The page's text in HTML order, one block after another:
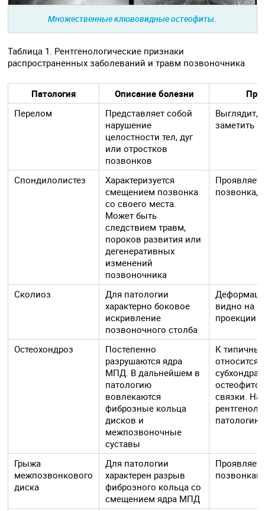
Множественные клювовидные остеофиты.
Таблица 1. Рентгенологические признаки
распространенных заболеваний и травм позвоночника
Патология Описание болезни
Перелом
Представляет собой
нарушение
целостности тел, дуг
или отростков
позвонков
Выглядит,
заметить
Спондилолистез
Характеризуется
смещением позвонка
со своего места.
Может быть
следствием травм,
пороков развития или
дегенеративных
изменений
позвоночника
позвонка,
Сколиоз
Для патологии
характерно боковое
искривление
позвоночного столба
видно на
проекции
Остеохондроз
Постепенно
разрушаются ядра
МПД. В дальнейшем в
патологию
вовлекаются
фиброзные кольца
дисков и
межпозвоночные
суставы
К
относится
связки. На
Грыжа
межпозвонкового
диска
Для патологии
характерен разрыв
фиброзного кольца со
смещением ядра МПД